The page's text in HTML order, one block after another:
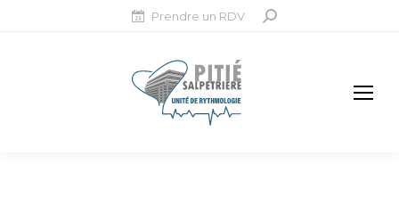
Prendre un RDV
Recherche